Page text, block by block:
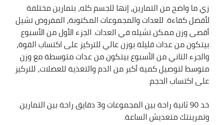
زي ما واضح من التمارين، إنها للجسم كله، بتمارين مختلفة
لأفضل كفاءة. للعدات والمجموعات المكتوبة، المفروض تشيل
أقصى وزن ممكن تشيله في العدات. الجزء الأول من الأسبوع
بيتكون من عدات قليلة بوزن عالي للتركيز على اكتساب القوة،
والجزء التاني من الأسبوع بيتكون من عدات متوسطة مع وزن
متوسط لتوصيل كمية أكبر من الدم والتغذية للعضلات، للتركيز
على اكتساب الحجم.
خد 90 ثانية راحة بين المجموعات و3 دقايق راحة بين التمارين.
وتمرينتك متعديش الساعة.